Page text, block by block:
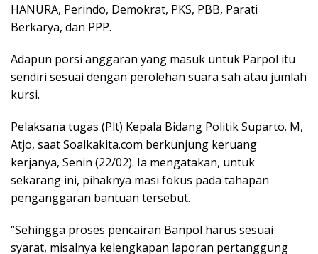
HANURA, Perindo, Demokrat, PKS, PBB, Parati
Berkarya, dan PPP.
Adapun porsi anggaran yang masuk untuk Parpol itu
sendiri sesuai dengan perolehan suara sah atau jumlah
kursi.
Pelaksana tugas (Plt) Kepala Bidang Politik Suparto. M,
Atjo, saat Soalkakita.com berkunjung keruang
kerjanya, Senin (22/02). Ia mengatakan, untuk
sekarang ini, pihaknya masi fokus pada tahapan
penganggaran bantuan tersebut.
“Sehingga proses pencairan Banpol harus sesuai
syarat, misalnya kelengkapan laporan pertanggung